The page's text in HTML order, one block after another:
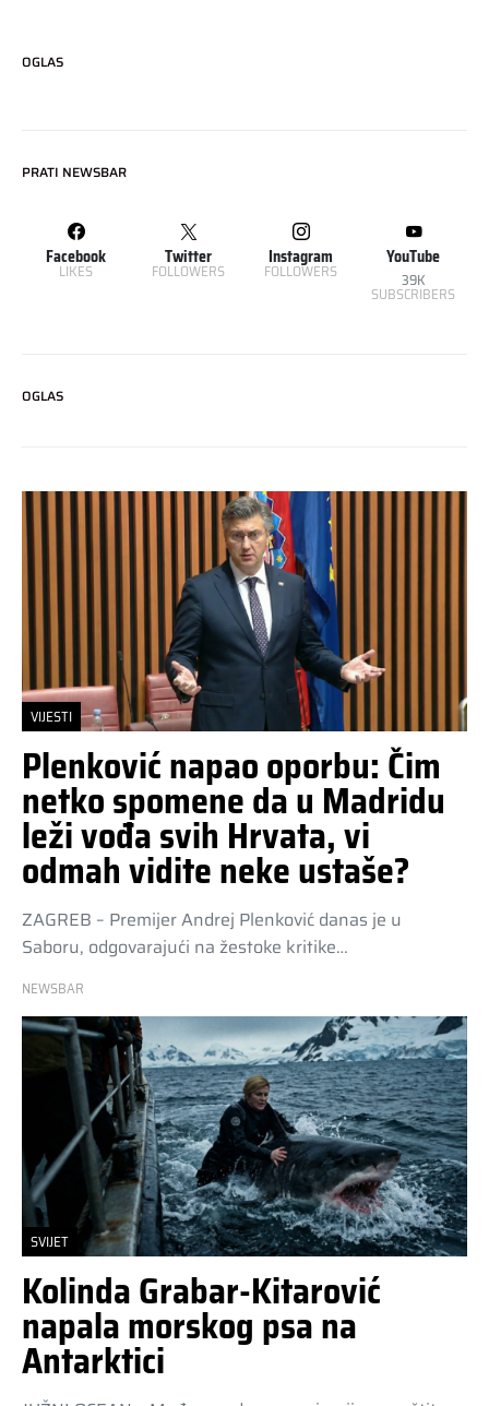
OGLAS
PRATI NEWSBAR
Facebook
LIKES
Twitter
FOLLOWERS
Instagram
FOLLOWERS
YouTube
39K
SUBSCRIBERS
OGLAS
VIJESTI
Plenković napao oporbu: Čim
netko spomene da u Madridu
leži vođa svih Hrvata, vi
odmah vidite neke ustaše?
ZAGREB – Premijer Andrej Plenković danas je u
Saboru, odgovarajući na žestoke kritike…
NEWSBAR
SVIJET
Kolinda Grabar-Kitarović
napala morskog psa na
Antarktici